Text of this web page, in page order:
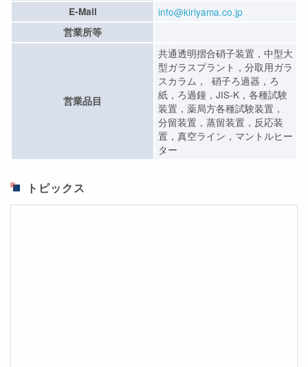
E-Mail
info@kiriyama.co.jp
営業所等
営業品目
共通透明摺合硝子装置，中型大
型ガラスプラント，分取用ガラ
スカラム， 硝子ろ過器，ろ
紙，ろ過鐘，JIS-K，各種試験
装置，薬局方各種試験装置，
分留装置，蒸留装置，反応装
置，真空ライン，マントルヒー
ター
トピックス